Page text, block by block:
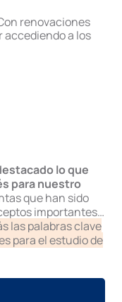
renovaciones
a los
lo que
para nuestro
que han sido
importantes…
las palabras clave
para el estudio de